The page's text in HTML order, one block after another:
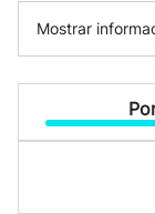
Mostrar